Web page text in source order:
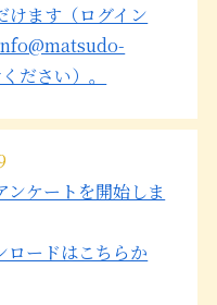
けます（ログイン
ださい）。
ンケートを開始しま
ロードはこちらか